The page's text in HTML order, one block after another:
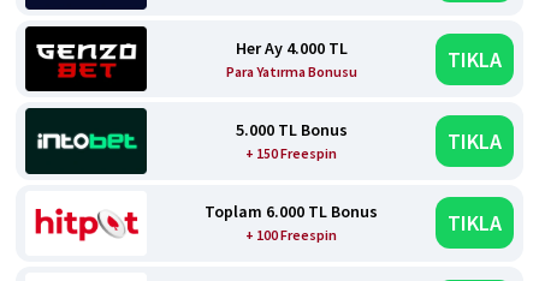
Her Ay 4.000 TL
Para Yatırma Bonusu TIKLA
5.000 TL Bonus
+ 150 Freespin TIKLA
Toplam 6.000 TL Bonus
+ 100 Freespin TIKLA